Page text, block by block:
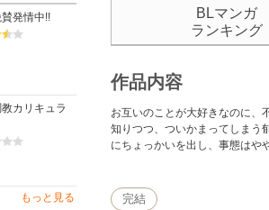
発情中!!
カリキュラ
もっと見る
BLマンガ
ランキング
作品内容
お互いのことが大好きなのに、
知りつつ、ついかまってしま
にちょっかいを出し、事態は
完結